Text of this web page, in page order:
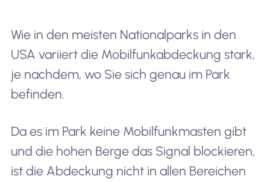
Wie in den meisten Nationalparks in den
USA variiert die Mobilfunkabdeckung stark,
je nachdem, wo Sie sich genau im Park
befinden.
Da es im Park keine Mobilfunkmasten gibt
und die hohen Berge das Signal blockieren,
ist die Abdeckung nicht in allen Bereichen